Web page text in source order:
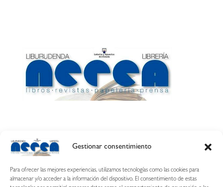
Gestionar consentimiento
Para ofrecer las mejores experiencias, utilizamos tecnologías como las cookies para
almacenar y/o acceder a la información del dispositivo. El consentimiento de estas
Calle Esquíroz, 27
687 54 31 70